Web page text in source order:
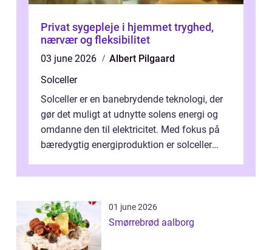
Privat sygepleje i hjemmet tryghed,
nærvær og fleksibilitet
03 june 2026
Albert Pilgaard
Solceller
Solceller er en banebrydende teknologi, der
gør det muligt at udnytte solens energi og
omdanne den til elektricitet. Med fokus på
bæredygtig energiproduktion er solceller
01 june 2026
Smørrebrød aalborg